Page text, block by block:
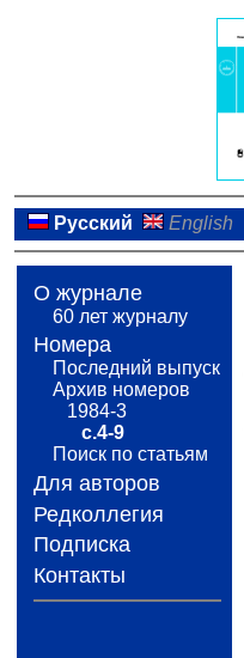
Русский English
О журнале
60 лет журналу
Номера
Последний выпуск
Архив номеров
1984-3
с.4-9
Поиск по статьям
Для авторов
Редколлегия
Подписка
Контакты